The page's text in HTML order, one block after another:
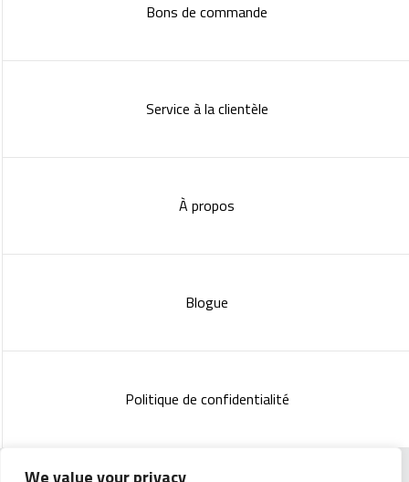
We value your privacy
Bons de commande
Service à la clientèle
À propos
Blogue
Politique de confidentialité